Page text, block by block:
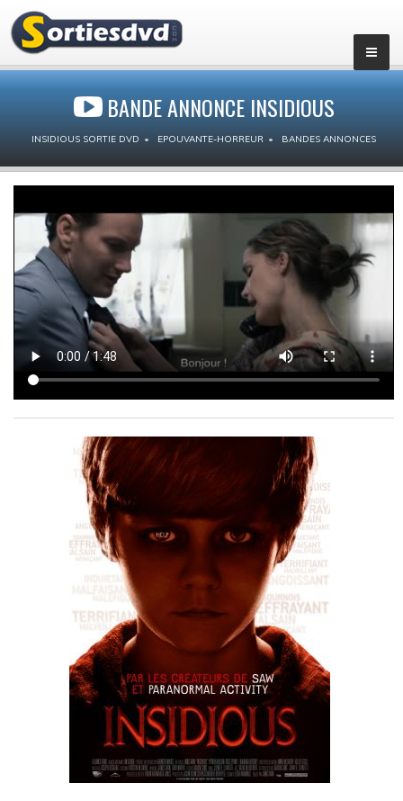
BANDE ANNONCE INSIDIOUS
INSIDIOUS SORTIE DVD EPOUVANTE-HORREUR BANDES ANNONCES